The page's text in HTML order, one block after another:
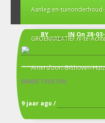
Aanleg-en-
GROENKREATIEF.nl-te-
Amersfoort-Bilthoven-
BY IN On 28-
SHARE THIS ON:
9 jaar ago /